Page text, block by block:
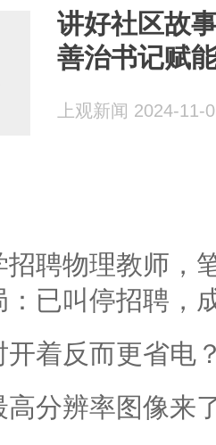
讲好社区故
善治书记赋
上观新闻 2024-11-
聘物理教师，
：已叫停招聘，
开着反而更省电
高分辨率图像来